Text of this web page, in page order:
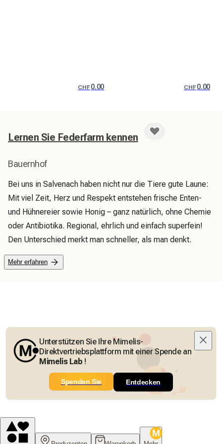
CHF0.00 CHF0.00
Lernen Sie Federfarm kennen
Bauernhof
Bei uns in Salvenach haben nicht nur die Tiere gute Laune:
Mit viel Zeit, Herz und Respekt entstehen frische Enten-
und Hühnereier sowie Honig – ganz natürlich, ohne Chemie
oder Antibiotika. Regional, ehrlich und einfach superfein!
Den Unterschied merkt man schneller, als man denkt.
Mehr erfahren
Unterstützen Sie Ihre Mimelis-
Direktvertriebsplattform mit einer Spende an
Mimelis Lab !
Spenden Sie Entdecken